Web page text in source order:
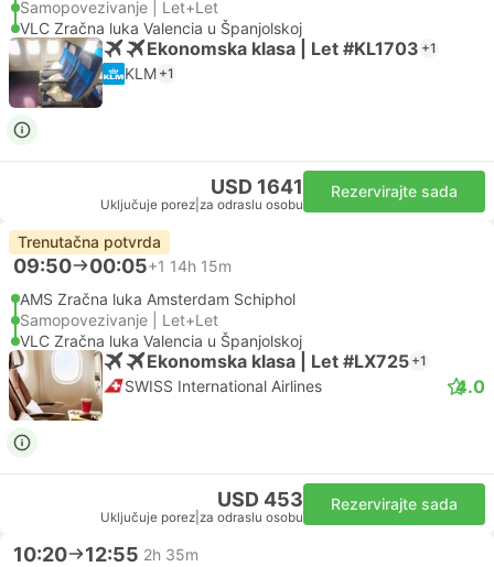
Samopovezivanje | Let+Let
VLC Zračna luka Valencia u Španjolskoj
Ekonomska klasa | Let #KL1703 +1
KLM +1
USD 1641
Uključuje porez za odraslu osobu
Rezervirajte sada
Trenutačna potvrda
09:50 00:05+1 14h 15m
AMS Zračna luka Amsterdam Schiphol
Samopovezivanje | Let+Let
VLC Zračna luka Valencia u Španjolskoj
Ekonomska klasa | Let #LX725 +1
SWISS International Airlines 4.0
USD 453
Uključuje porez za odraslu osobu
Rezervirajte sada
10:20 12:55 2h 35m